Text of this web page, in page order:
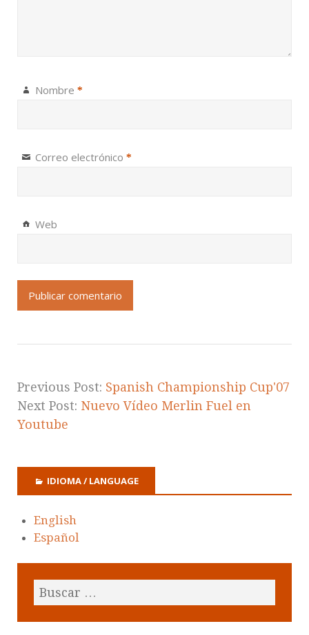
Nombre *
Correo electrónico *
Web
Previous Post: Spanish Championship Cup'07
Next Post: Nuevo Vídeo Merlin Fuel en
Youtube
IDIOMA / LANGUAGE
English
Español